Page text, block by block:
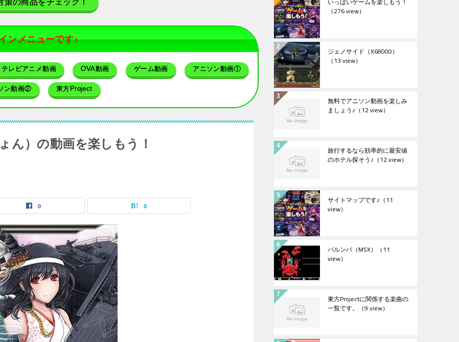
ンメニューです♪
テレビアニメ動画 OVA動画 ゲーム動画 アニソン動画①
ン動画② 東方Project
ん）の動画を楽しもう！
0 0
（276 view）
ジェノサイド（X68000）
（13 view）
無料でアニソン動画を楽しみ
ましょう♪ （12 view）
旅行するなら効率的に最安値
のホテル探そう♪ （12 view）
サイトマップです♪ （11
view）
バルンバ（MSX） （11
view）
東方Projectに関係する楽曲の
一覧です。 （9 view）